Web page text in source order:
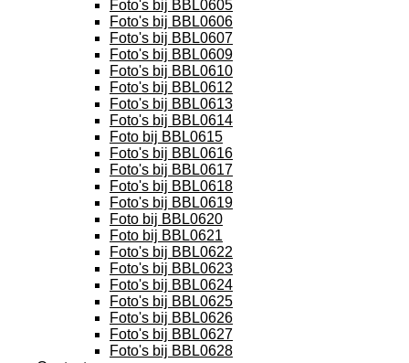
Foto's bij BBL0605
Foto's bij BBL0606
Foto's bij BBL0607
Foto's bij BBL0609
Foto's bij BBL0610
Foto's bij BBL0612
Foto's bij BBL0613
Foto's bij BBL0614
Foto bij BBL0615
Foto's bij BBL0616
Foto's bij BBL0617
Foto's bij BBL0618
Foto's bij BBL0619
Foto bij BBL0620
Foto bij BBL0621
Foto's bij BBL0622
Foto's bij BBL0623
Foto's bij BBL0624
Foto's bij BBL0625
Foto's bij BBL0626
Foto's bij BBL0627
Foto's bij BBL0628